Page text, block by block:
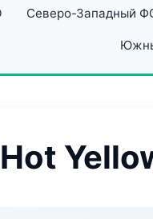
Северо-Западный